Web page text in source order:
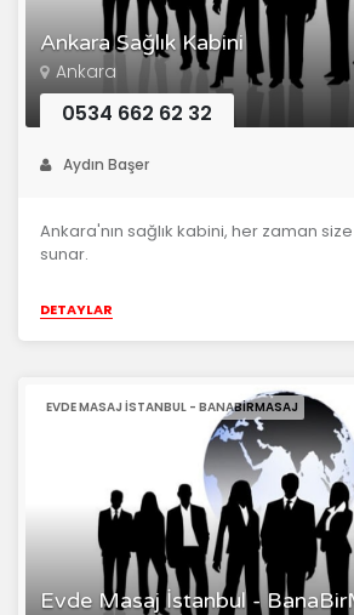
Ankara Sağlık Kabini
Ankara
0534 662 62 32
Aydın Başer
Ankara'nın sağlık kabini, her zaman
sunar.
DETAYLAR
Evde Masaj İstanbul -
EVDE MASAJ İSTANBUL - BANABIRMASAJ